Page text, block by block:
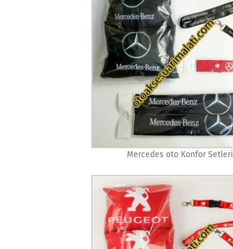
Mercedes oto Konfor Setleri